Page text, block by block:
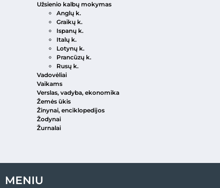
Užsienio kalbų mokymas
Anglų k.
Graikų k.
Ispanų k.
Italų k.
Lotynų k.
Prancūzų k.
Rusų k.
Vadovėliai
Vaikams
Verslas, vadyba, ekonomika
Žemės ūkis
Žinynai, enciklopedijos
Žodynai
Žurnalai
MENIU